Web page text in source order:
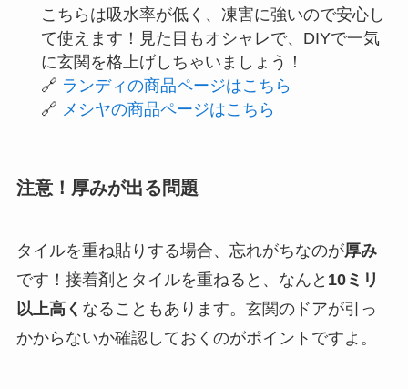
こちらは吸水率が低く、凍害に強いので安心し
て使えます！見た目もオシャレで、DIYで一気
に玄関を格上げしちゃいましょう！
🔗 ランディの商品ページはこちら
🔗 メシヤの商品ページはこちら
注意！厚みが出る問題
タイルを重ね貼りする場合、忘れがちなのが厚み
です！接着剤とタイルを重ねると、なんと 10ミリ
以上高く なることもあります。玄関のドアが引っ
かからないか確認しておくのがポイントですよ。